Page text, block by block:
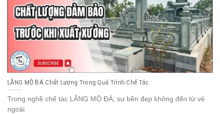
LĂNG MỘ ĐÁ Chất Lượng Trong Quá Trình Chế Tác
Trong nghề chế tác LĂNG MỘ ĐÁ, sự bền đẹp không đến từ vẻ
ngoài